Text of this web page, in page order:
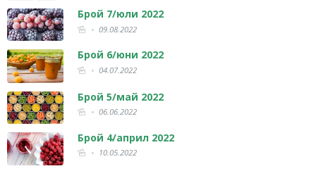
Брой 7/юли 2022
09.08.2022
Брой 6/юни 2022
04.07.2022
Брой 5/май 2022
06.06.2022
Брой 4/април 2022
10.05.2022